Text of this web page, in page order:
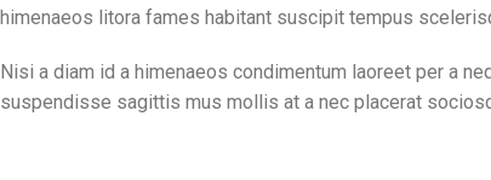
himenaeos litora fames habitant suscipit tempus
Nisi a diam id a himenaeos condimentum laoreet per a
suspendisse sagittis mus mollis at a nec placerat